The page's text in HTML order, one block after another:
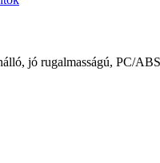
jó rugalmasságú, PC/